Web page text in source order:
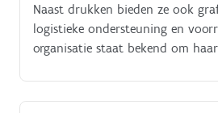
Naast drukken bieden ze ook
logistieke ondersteuning en
organisatie staat bekend om